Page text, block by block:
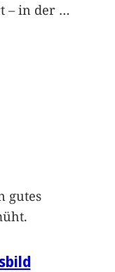
– in der …
gutes